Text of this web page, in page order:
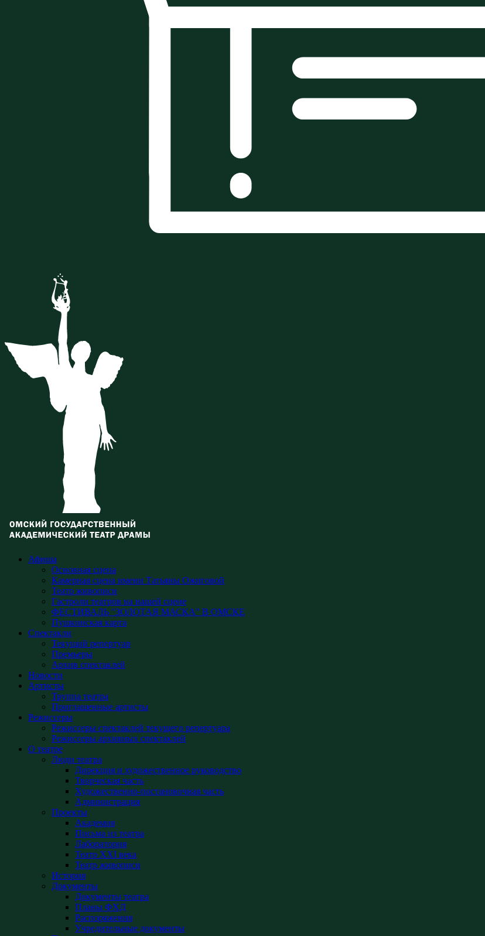
Афиша
Основная сцена
Камерная сцена имени Татьяны Ожиговой
Театр живописи
Гастроли театров на нашей сцене
ФЕСТИВАЛЬ "ЗОЛОТАЯ МАСКА" В ОМСКЕ
Пушкинская карта
Спектакли
Текущий репертуар
Премьеры
Архив спектаклей
Новости
Артисты
Труппа театра
Приглашенные артисты
Режиссеры
Режиссеры спектаклей текущего репертуара
Режиссеры архивных спектаклей
О театре
Люди театра
Дирекция и художественное руководство
Творческая часть
Художественно-постановочная часть
Администрация
Проекты
Академия
Письма из театра
Лаборатория
Театр XXI века
Театр живописи
История
Документы
Документы театра
Планы ФХД
Распоряжения
Учредительные документы